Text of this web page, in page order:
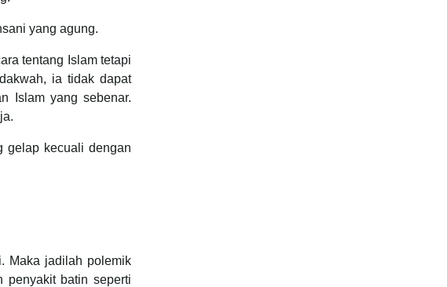
yang agung.
tentang Islam tetapi
ia tidak dapat
Islam yang sebenar.
gelap kecuali dengan
Maka jadilah polemik
penyakit batin seperti